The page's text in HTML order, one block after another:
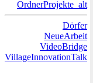
OrdnerProjekte_alt
Dörfer
NeueArbeit
VideoBridge
VillageInnovationTalk